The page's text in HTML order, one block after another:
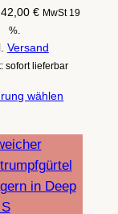
42,00 €Preisspanne:
bis
42,00 €
MwSt 19
%.
Versand
sofort lieferbar
wählen